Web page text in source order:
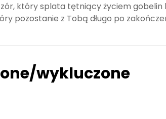
który splata tętniący życiem
pozostanie z Tobą długo po
wykluczone